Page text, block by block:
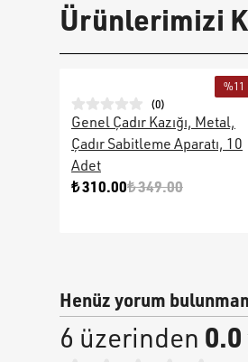
Ürünlerimizi
%11
(0)
Genel Çadır Kazığı, Metal,
Çadır Sabitleme Aparatı, 10
Adet
₺ 310.00₺ 349.00
Henüz yorum
6 üzerinden 0.0